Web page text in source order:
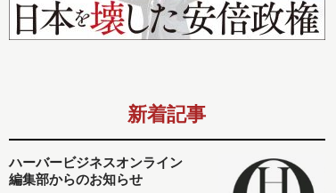
新着記事
ハーバービジネスオンライン
編集部からのお知らせ